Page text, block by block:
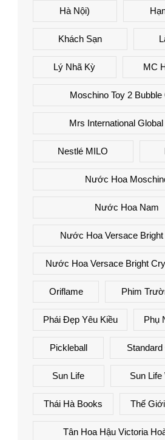
Hà Nội)
Khách Sạn
Lý Nhã Kỳ MC
Moschino Toy 2 Bubble
Mrs International Global
Nestlé MILO
Nước Hoa
Nước Hoa Nam
Nước Hoa Versace
Nước Hoa Versace Bright
Oriflame Phim
Phái Đẹp Yêu Kiều Phụ
Pickleball
Sun Life Sun Life
Thái Hà Books Thế
Tân Hoa Hậu Victoria